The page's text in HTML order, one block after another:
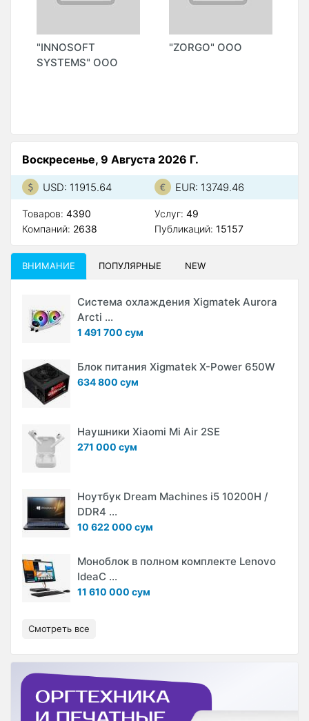
"INNOSOFT
SYSTEMS" ООО
"ZORGO" ООО
Воскресенье, 9 Августа 2026 Г.
USD: 11915.64 EUR: 13749.46
Товаров: 4390
Компаний: 2638
Услуг: 49
Публикаций: 15157
ВНИМАНИЕ ПОПУЛЯРНЫЕ NEW
Система охлаждения Xigmatek Aurora
Arcti ...
1 491 700 сум
Блок питания Xigmatek X-Power 650W
634 800 сум
Наушники Xiaomi Mi Air 2SE
271 000 сум
Ноутбук Dream Machines i5 10200H /
DDR4 ...
10 622 000 сум
Моноблок в полном комплекте Lenovo
IdeaC ...
11 610 000 сум
Смотреть все